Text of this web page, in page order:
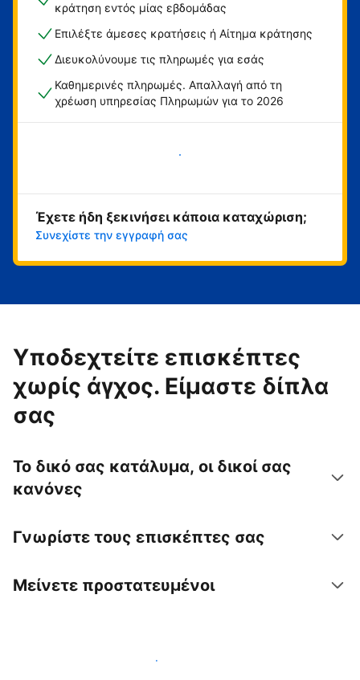
κράτηση εντός μίας εβδομάδας
Επιλέξτε άμεσες κρατήσεις ή Αίτημα κράτησης
Διευκολύνουμε τις πληρωμές για εσάς
Καθημερινές πληρωμές. Απαλλαγή από τη
χρέωση υπηρεσίας Πληρωμών για το 2026
Ξεκινήστε τώρα
Έχετε ήδη ξεκινήσει κάποια καταχώριση;
Συνεχίστε την εγγραφή σας
Υποδεχτείτε επισκέπτες
χωρίς άγχος. Είμαστε δίπλα
σας
Το δικό σας κατάλυμα, οι δικοί σας
κανόνες
Γνωρίστε τους επισκέπτες σας
Μείνετε προστατευμένοι
Υποδεχτείτε επισκέπτες μαζί μας σήμερα